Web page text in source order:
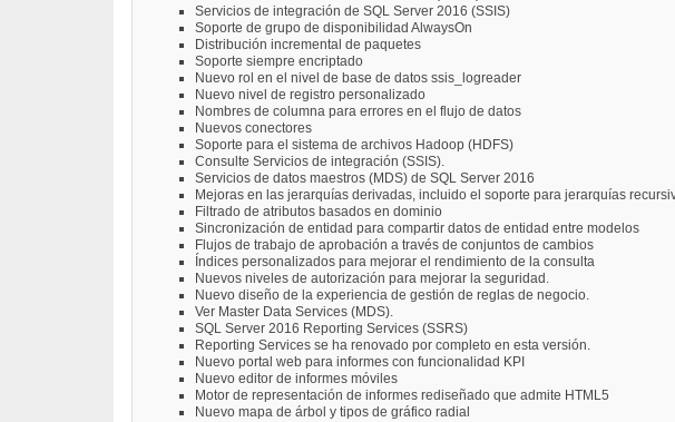
Servicios de integración de SQL Server 2016 (SSIS)
Soporte de grupo de disponibilidad AlwaysOn
Distribución incremental de paquetes
Soporte siempre encriptado
Nuevo rol en el nivel de base de datos ssis_logreader
Nuevo nivel de registro personalizado
Nombres de columna para errores en el flujo de datos
Nuevos conectores
Soporte para el sistema de archivos Hadoop (HDFS)
Consulte Servicios de integración (SSIS).
Servicios de datos maestros (MDS) de SQL Server 2016
Mejoras en las jerarquías derivadas, incluido el soporte para jerarquías
Filtrado de atributos basados ​​en dominio
Sincronización de entidad para compartir datos de entidad entre modelos
Flujos de trabajo de aprobación a través de conjuntos de cambios
Índices personalizados para mejorar el rendimiento de la consulta
Nuevos niveles de autorización para mejorar la seguridad.
Nuevo diseño de la experiencia de gestión de reglas de negocio.
Ver Master Data Services (MDS).
SQL Server 2016 Reporting Services (SSRS)
Reporting Services se ha renovado por completo en esta versión.
Nuevo portal web para informes con funcionalidad KPI
Nuevo editor de informes móviles
Motor de representación de informes rediseñado que admite HTML5
Nuevo mapa de árbol y tipos de gráfico radial